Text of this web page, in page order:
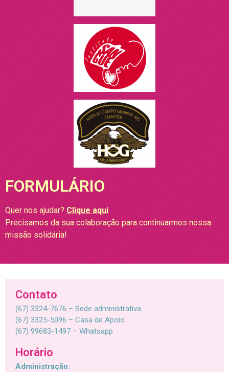
FORMULÁRIO
Quer nos ajudar? Clique aqui
Precisamos da sua colaboração para continuarmos nossa
missão solidária!
Contato
(67) 3324-7676 – Sede administrativa
(67) 3325-5096 – Casa de Apoio
(67) 99683-1497 – Whatsapp
Horário
Administração: